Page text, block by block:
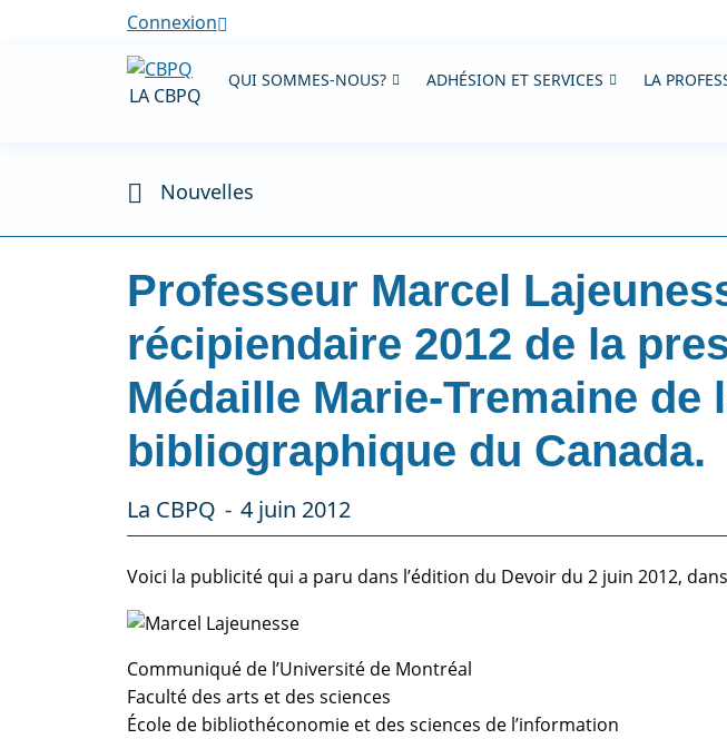
Connexion
LA CBPQ
QUI SOMMES-NOUS? ADHÉSION ET SERVICES LA
Nouvelles
Professeur Marcel
récipiendaire 2012 de la
Médaille Marie-Tremaine de
bibliographique du Canada.
La CBPQ 4 juin 2012
Voici la publicité qui a paru dans l’édition du Devoir du 2 juin 2012,
Communiqué de l’Université de Montréal
Faculté des arts et des sciences
École de bibliothéconomie et des sciences de l’information